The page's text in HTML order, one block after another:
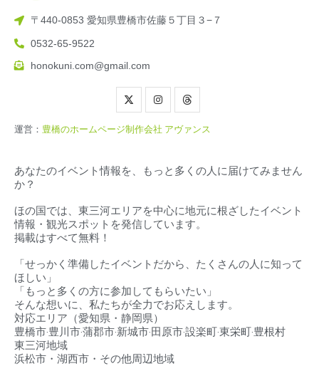
〒440-0853 愛知県豊橋市佐藤５丁目３−７
0532-65-9522
honokuni.com@gmail.com
運営： 豊橋のホームページ制作会社 アヴァンス
あなたのイベント情報を、もっと多くの人に届けてみません
か？
ほの国では、東三河エリアを中心に地元に根ざしたイベント
情報・観光スポットを発信しています。
掲載はすべて無料！
「せっかく準備したイベントだから、たくさんの人に知って
ほしい」
「もっと多くの方に参加してもらいたい」
そんな想いに、私たちが全力でお応えします。
対応エリア（愛知県・静岡県）
豊橋市‧豊川市‧蒲郡市‧新城市‧田原市‧設楽町‧東栄町‧豊根村
東三河地域
浜松市・湖西市・その他周辺地域